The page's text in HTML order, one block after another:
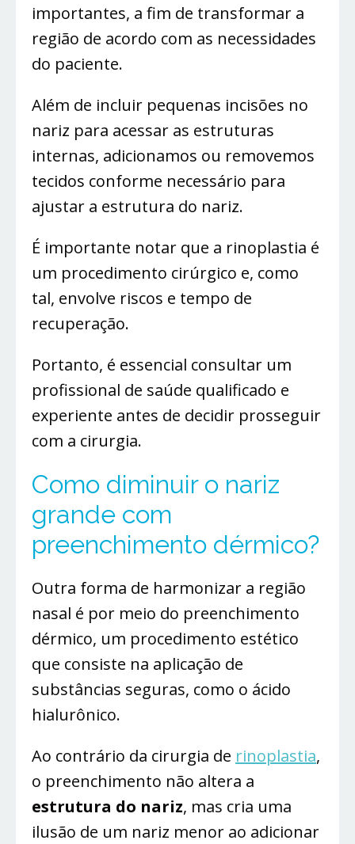
importantes, a fim de transformar a
região de acordo com as necessidades
do paciente.
Além de incluir pequenas incisões no
nariz para acessar as estruturas
internas, adicionamos ou removemos
tecidos conforme necessário para
ajustar a estrutura do nariz.
É importante notar que a rinoplastia é
um procedimento cirúrgico e, como
tal, envolve riscos e tempo de
recuperação.
Portanto, é essencial consultar um
profissional de saúde qualificado e
experiente antes de decidir prosseguir
com a cirurgia.
Como diminuir o nariz
grande com
preenchimento dérmico?
Outra forma de harmonizar a região
nasal é por meio do preenchimento
dérmico, um procedimento estético
que consiste na aplicação de
substâncias seguras, como o ácido
hialurônico.
Ao contrário da cirurgia de rinoplastia,
o preenchimento não altera a
estrutura do nariz, mas cria uma
ilusão de um nariz menor ao adicionar